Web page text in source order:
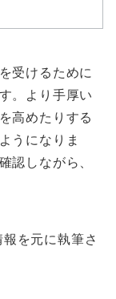
受けるために
。より手厚い
高めたりする
うになりま
認しながら、
を元に執筆さ